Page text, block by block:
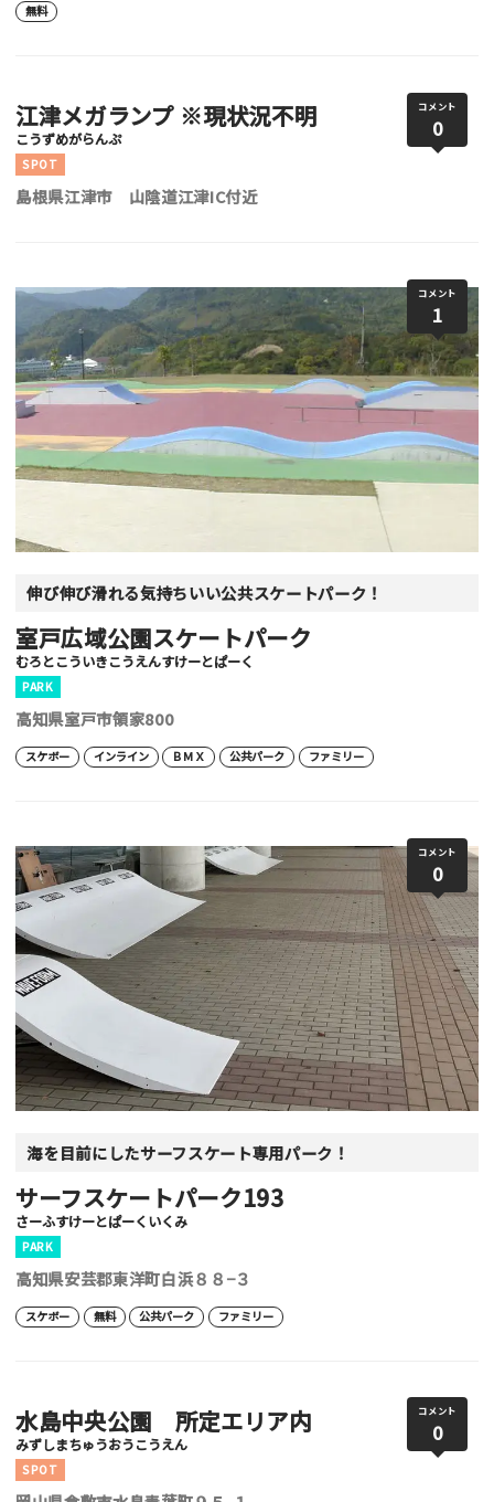
無料
コメント
0
江津メガランプ ※現状況不明
こうずめがらんぷ
SPOT
島根県江津市 山陰道江津IC付近
コメント
1
伸び伸び滑れる気持ちいい公共スケートパーク！
室戸広域公園スケートパーク
むろとこういきこうえんすけーとぱーく
PARK
高知県室戸市領家800
スケボー インライン ＢＭＸ 公共パーク ファミリー
コメント
0
海を目前にしたサーフスケート専用パーク！
サーフスケートパーク193
さーふすけーとぱーくいくみ
PARK
高知県安芸郡東洋町白浜８８−３
スケボー 無料 公共パーク ファミリー
コメント
0
水島中央公園 所定エリア内
みずしまちゅうおうこうえん
SPOT